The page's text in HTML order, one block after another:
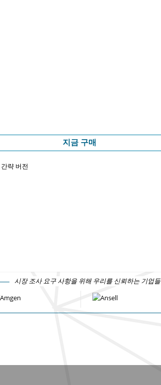
지금 구매
략 버전
시장 조사 요구 사항을 위해 우리를 신뢰하는 기업들